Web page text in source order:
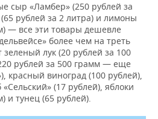
-10% 8% 15%
сыр «Ламбер» (250 рублей за
рублей за 2 литра) и лимоны
— все эти товары дешевле
более чем на треть
лук (20 рублей за 100
рублей за 500 грамм — еще
красный виноград (100 рублей),
(17 рублей), яблоки
и тунец (65 рублей).